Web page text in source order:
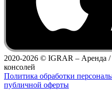
2020-2026 © IGRAR – Аренда /
консолей
Политика обработки
публичной оферты